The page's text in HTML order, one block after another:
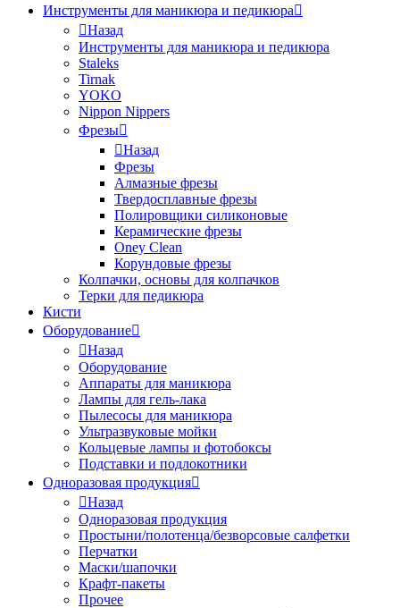
Инструменты для маникюра и педикюра
Назад
Инструменты для маникюра и педикюра
Staleks
Tirnak
YOKO
Nippon Nippers
Фрезы
Назад
Фрезы
Алмазные фрезы
Твердосплавные фрезы
Полировщики силиконовые
Керамические фрезы
Oney Clean
Корундовые фрезы
Колпачки, основы для колпачков
Терки для педикюра
Кисти
Оборудование
Назад
Оборудование
Аппараты для маникюра
Лампы для гель-лака
Пылесосы для маникюра
Ультразвуковые мойки
Кольцевые лампы и фотобоксы
Подставки и подлокотники
Одноразовая продукция
Назад
Одноразовая продукция
Простыни/полотенца/безворсовые салфетки
Перчатки
Маски/шапочки
Крафт-пакеты
Прочее